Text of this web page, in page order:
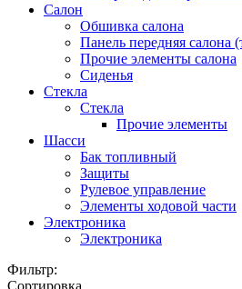
Салон
Обшивка салона
Панель передняя салона
Прочие элементы салона
Сиденья
Стекла
Стекла
Прочие элементы
Шасси
Бак топливный
Защиты
Рулевое управление
Элементы ходовой части
Электроника
Электроника
Фильтр:
Сортировка